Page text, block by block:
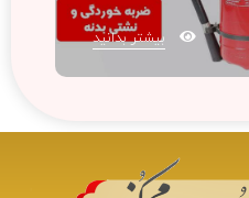
بیشتر بدانید